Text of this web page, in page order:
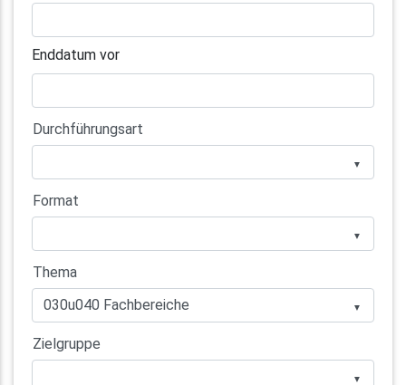
Enddatum vor
▼
Durchführungsart
▼
Format
▼
Thema
▼
Zielgruppe